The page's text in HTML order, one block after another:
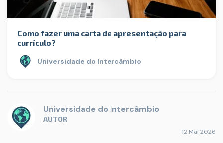
Como fazer uma carta de apresentação para
currículo?
Universidade do Intercâmbio
Universidade do Intercâmbio
AUTOR
12 Mai 2026